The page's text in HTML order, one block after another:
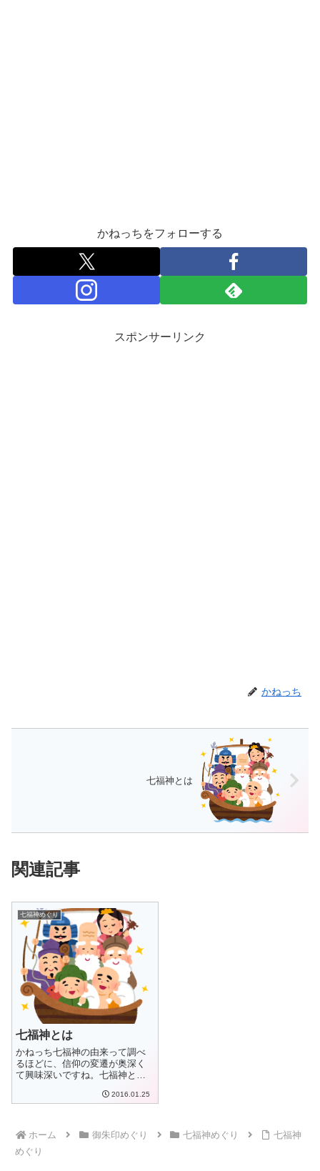
かねっちをフォローする
スポンサーリンク
かねっち
七福神とは
関連記事
七福神めぐり
七福神とは
かねっち七福神の由来って調べ
るほどに、信仰の変遷が奥深く
て興味深いですね。七福神と
2016.01.25
ホーム 御朱印めぐり 七福神めぐり
七福神
めぐり